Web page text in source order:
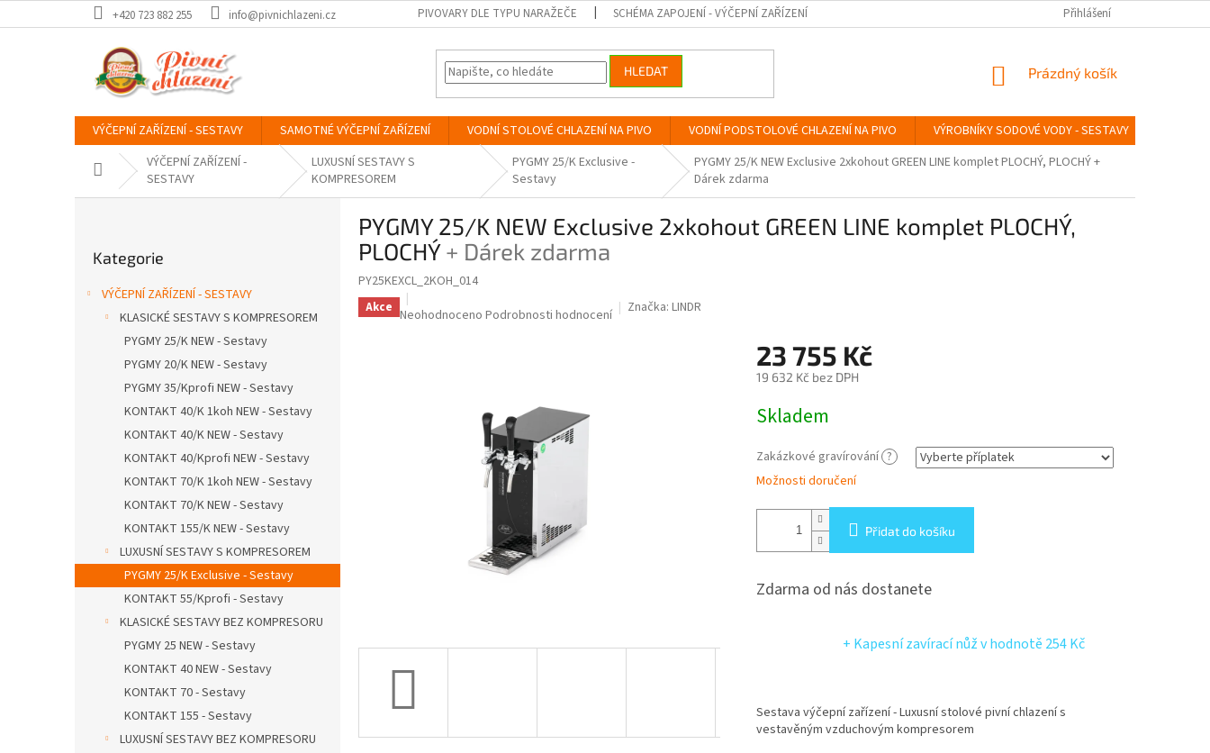
na
+420 723 882 255 info@pivnichlazeni.cz PIVOVARY DLE TYPU NARAŽEČE SCHÉMA ZAPOJENÍ - VÝČEPNÍ ZAŘÍZENÍ ÚDRŽBA A SANITACE
Přihlášení
HLEDAT
NÁKUPNÍ
Prázdný košík
VÝČEPNÍ ZAŘÍZENÍ - SESTAVY SAMOTNÉ VÝČEPNÍ ZAŘÍZENÍ VODNÍ STOLOVÉ CHLAZENÍ NA PIVO VODNÍ PODSTOLOVÉ CHLAZENÍ NA PIVO VÝROBNÍKY SODOVÉ VODY - SESTAVY
Domů VÝČEPNÍ ZAŘÍZENÍ -
SESTAVY
LUXUSNÍ SESTAVY S
KOMPRESOREM
PYGMY 25/K Exclusive -
Sestavy
PYGMY 25/K NEW Exclusive 2xkohout GREEN LINE komplet PLOCHÝ, PLOCHÝ+
Dárek zdarma
kategorie
Kategorie
VÝČEPNÍ ZAŘÍZENÍ - SESTAVY
KLASICKÉ SESTAVY S KOMPRESOREM
PYGMY 25/K NEW - Sestavy
PYGMY 20/K NEW - Sestavy
PYGMY 35/Kprofi NEW - Sestavy
KONTAKT 40/K 1koh NEW - Sestavy
KONTAKT 40/K NEW - Sestavy
KONTAKT 40/Kprofi NEW - Sestavy
KONTAKT 70/K 1koh NEW - Sestavy
KONTAKT 70/K NEW - Sestavy
KONTAKT 155/K NEW - Sestavy
LUXUSNÍ SESTAVY S KOMPRESOREM
PYGMY 25/K Exclusive - Sestavy
KONTAKT 55/Kprofi - Sestavy
KLASICKÉ SESTAVY BEZ KOMPRESORU
PYGMY 25 NEW - Sestavy
KONTAKT 40 NEW - Sestavy
KONTAKT 70 - Sestavy
KONTAKT 155 - Sestavy
LUXUSNÍ SESTAVY BEZ KOMPRESORU
PYGMY 25/K NEW Exclusive 2xkohout GREEN LINE komplet PLOCHÝ,
PLOCHÝ+ Dárek zdarma
PY25KEXCL_2KOH_014
Akce Průměrné
Neohodnoceno Podrobnosti hodnocení Značka: LINDR
23 755 Kč
19 632 Kčbez DPH
cena:
Skladem
Zakázkové gravírování ?
Možnosti doručení
Přidat do košíku
Zdarma od nás dostanete
+ Kapesní zavírací nůžv hodnotě 254 Kč
Sestava výčepní zařízení - Luxusní stolové pivní chlazení s
vestavěným vzduchovým kompresorem